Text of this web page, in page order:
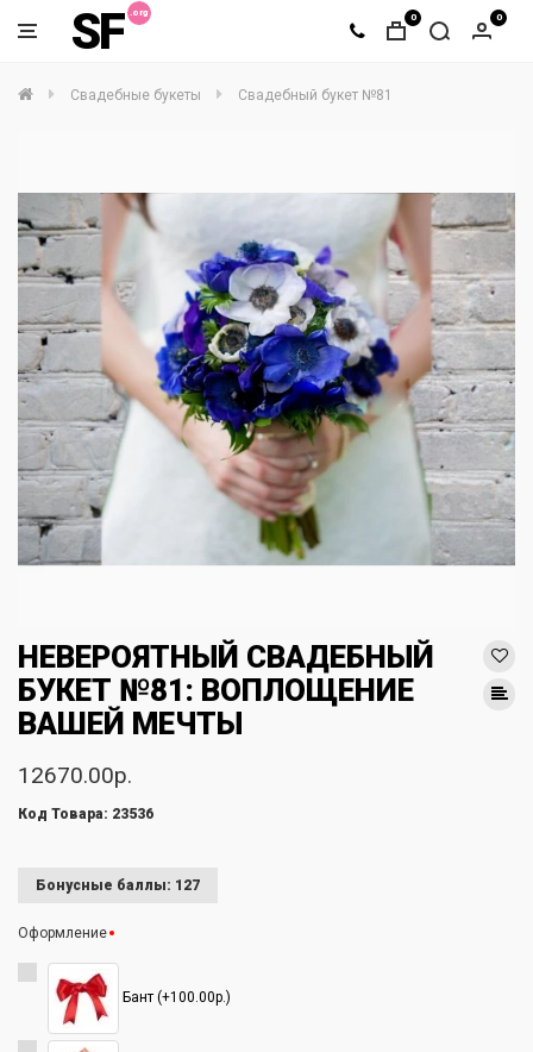
SF 0 0
Свадебные букеты Свадебный букет №81
НЕВЕРОЯТНЫЙ СВАДЕБНЫЙ
БУКЕТ №81: ВОПЛОЩЕНИЕ
ВАШЕЙ МЕЧТЫ
12670.00р.
Код Товара: 23536
Бонусные баллы: 127
Оформление
Бант (+100.00р.)